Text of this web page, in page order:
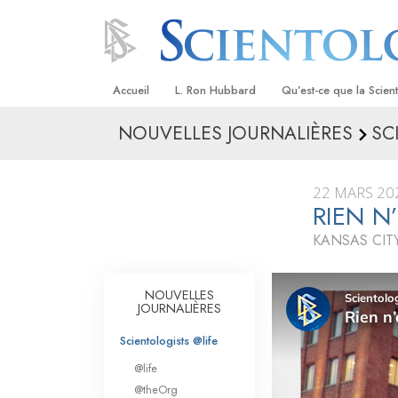
Accueil L. Ron Hubbard Qu’est-ce que la
Croyances et pratiques
Les scientologues et
Rencontrez un
À l’intérieur d’une
Les principes de
Scientologie
La Dianétique : Une
NOUVELLES JOURNALIÈRES
22 MARS
RIEN
KANSAS
NOUVELLES
JOURNALIÈRES
Scientologists @life
@life
@theOrg